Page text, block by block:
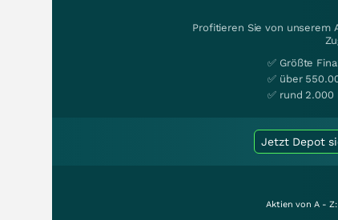
Profitieren Sie von unserem
✅ Größte
✅ über
✅ rund 2.000
Jetzt Depot
Aktien von A - Z: